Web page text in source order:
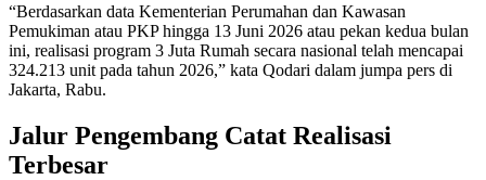
“Berdasarkan data Kementerian Perumahan dan Kawasan
Pemukiman atau PKP hingga 13 Juni 2026 atau pekan kedua bulan
ini, realisasi program 3 Juta Rumah secara nasional telah mencapai
324.213 unit pada tahun 2026,” kata Qodari dalam jumpa pers di
Jakarta, Rabu.
Jalur Pengembang Catat Realisasi
Terbesar